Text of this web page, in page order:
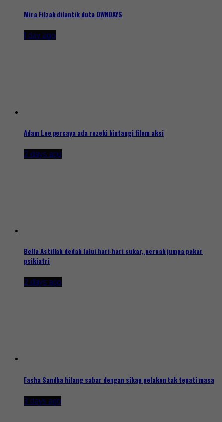
Mira Filzah dilantik duta OWNDAYS
1 day ago
Adam Lee percaya ada rezeki bintangi filem aksi
2 days ago
Bella Astillah dedah lalui hari-hari sukar, pernah jumpa pakar
psikiatri
2 days ago
Fasha Sandha hilang sabar dengan sikap pelakon tak tepati masa
3 days ago